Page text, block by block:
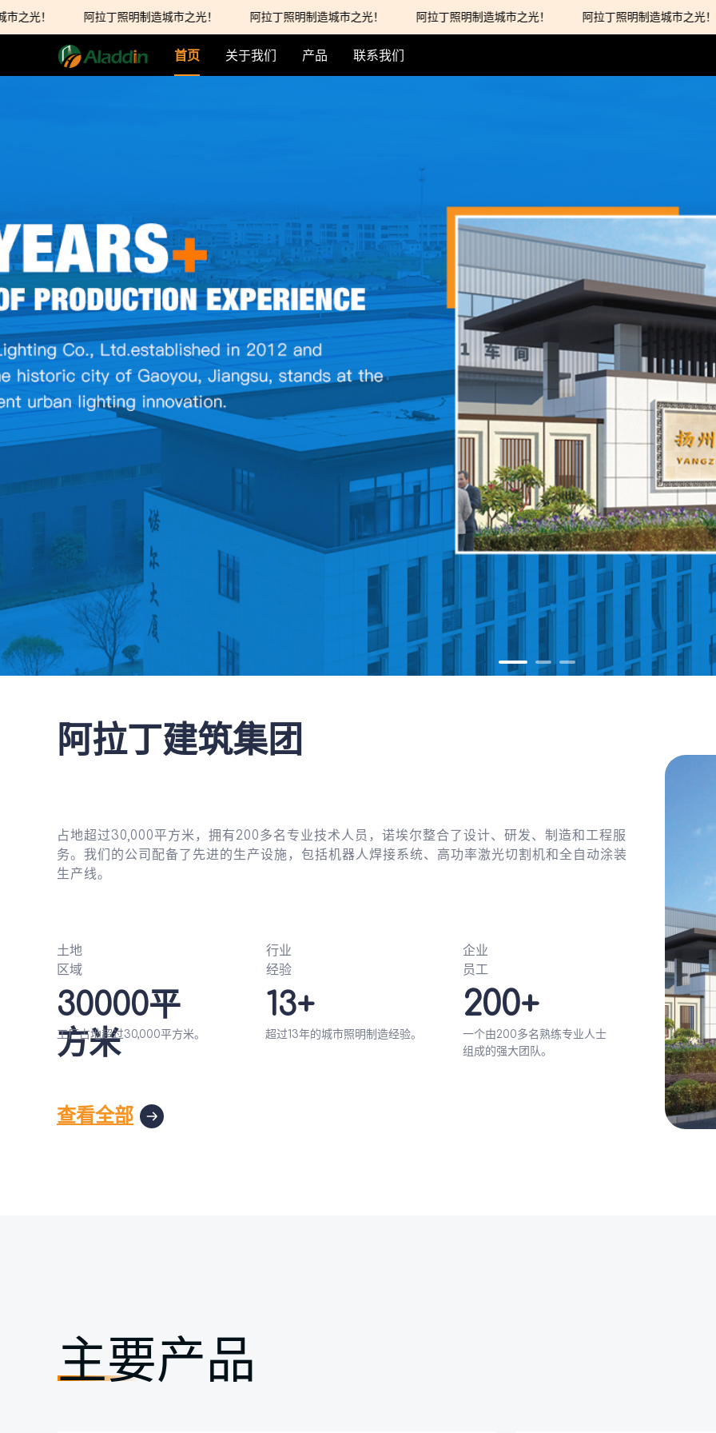
光！ 阿拉丁照明制造城市之光！ 阿拉丁照明制造城市之光！ 阿拉丁照明制造城市之光！
阿拉丁照明制造城市之光！
阿拉丁照明制造城市之光！
首页 关于我们 产品 联系我们
阿拉丁建筑集团
占地超过30,000平方米，拥有200多名专业技术人员，诺埃尔整合了设计、研发、制造和工程服
务。我们的公司配备了先进的生产设施，包括机器人焊接系统、高功率激光切割机和全自动涂装
生产线。
30000平
方米
土地
区域
13+
行业
经验
200+
企业
员工
查看全部
工厂占地超过30,000平方米。
一个由200多名熟练专业人士
组成的强大团队。
超过13年的城市照明制造经验。
主要产品